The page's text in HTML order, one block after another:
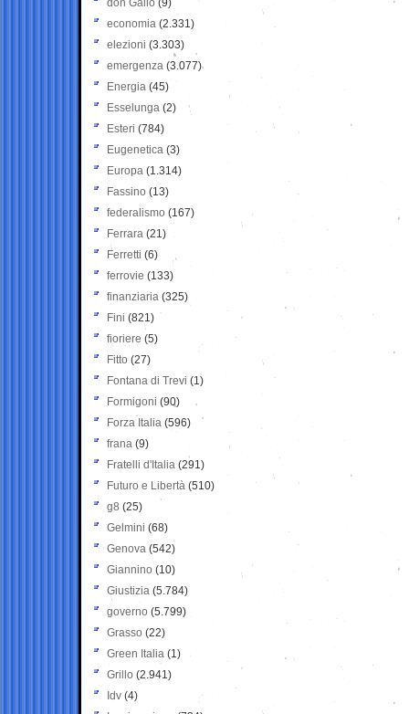
don Gallo (9)
economia (2.331)
elezioni (3.303)
emergenza (3.077)
Energia (45)
Esselunga (2)
Esteri (784)
Eugenetica (3)
Europa (1.314)
Fassino (13)
federalismo (167)
Ferrara (21)
Ferretti (6)
ferrovie (133)
finanziaria (325)
Fini (821)
fioriere (5)
Fitto (27)
Fontana di Trevi (1)
Formigoni (90)
Forza Italia (596)
frana (9)
Fratelli d'Italia (291)
Futuro e Libertà (510)
g8 (25)
Gelmini (68)
Genova (542)
Giannino (10)
Giustizia (5.784)
governo (5.799)
Grasso (22)
Green Italia (1)
Grillo (2.941)
Idv (4)